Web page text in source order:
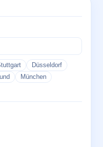
Düsseldorf
München